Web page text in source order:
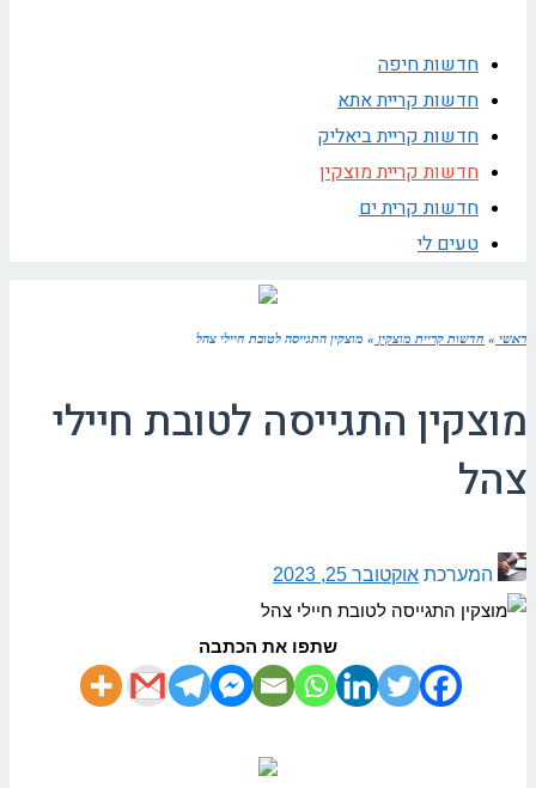
חדשות חיפה
חדשות קריית אתא
חדשות קריית ביאליק
חדשות קריית מוצקין
חדשות קרית ים
טעים לי
ראשי » חדשות קריית מוצקין » מוצקין התגייסה לטובת חיילי צהל
מוצקין התגייסה לטובת חיילי
צהל
המערכת אוקטובר 25, 2023
שתפו את הכתבה